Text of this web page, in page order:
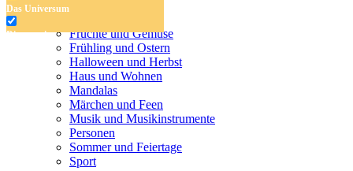
Das Universum
Dinosaurier
Früchte und Gemüse
Frühling und Ostern
Halloween und Herbst
Haus und Wohnen
Früchte und Gemüse
Frühling und Ostern
Halloween und Herbst
Haus und Wohnen
Mandalas
Märchen und Feen
Musik und Musikinstrumente
Personen
Sommer und Feiertage
Sport